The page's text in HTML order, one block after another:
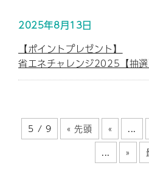
2025年8月13日
【ポイントプレゼント】
省エネチャレンジ2025【抽選
5 / 9 « 先頭 « ...
...
»